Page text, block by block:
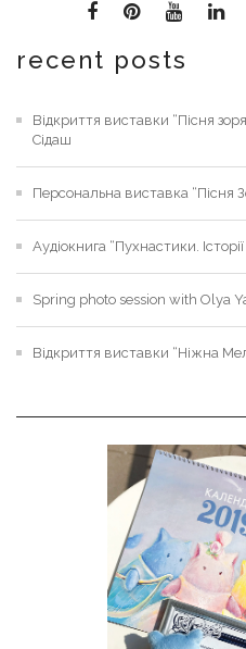
recent posts
Відкриття виставки “Пісня
Сідаш
Персональна виставка “Пісня
Аудіокнига “Пухнастики.
Spring photo session with Olya
Відкриття виставки “Ніжна